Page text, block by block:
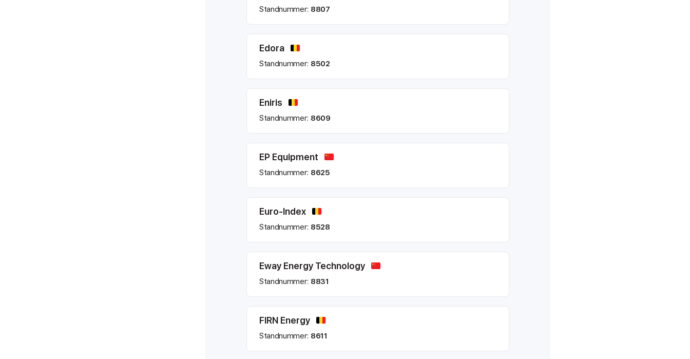
Standnummer: 8807
Edora
Standnummer: 8502
Eniris
Standnummer: 8609
EP Equipment
Standnummer: 8625
Euro-Index
Standnummer: 8528
Eway Energy Technology
Standnummer: 8831
FIRN Energy
Standnummer: 8611